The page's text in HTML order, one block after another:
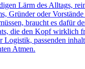
Lärm des Alltags,
Gründer oder
braucht es dafür
die den Kopf wirklich
Logistik, passenden
Atmen.